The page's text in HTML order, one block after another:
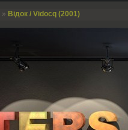
» Відок / Vidocq (2001)